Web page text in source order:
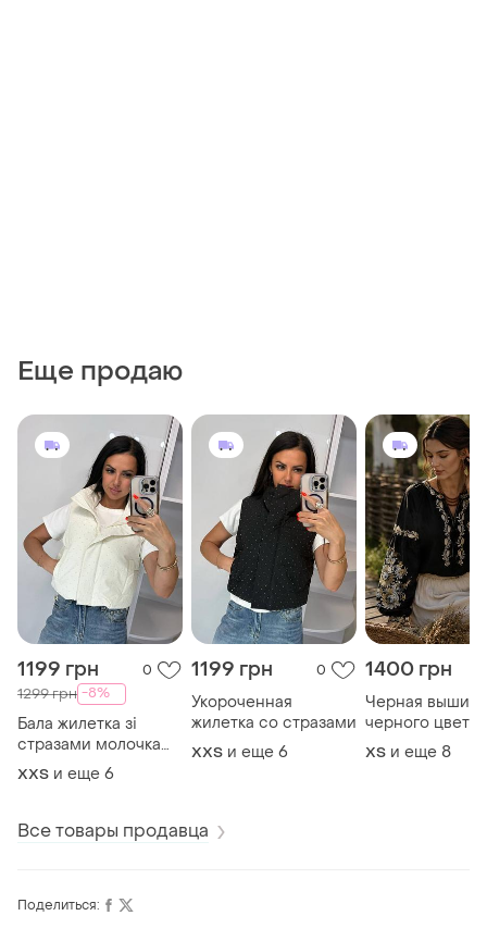
Еще продаю
1199 грн 0
1299 грн -8%
Бала жилетка зі
стразами молочка
жилетка зі стразами
укорочена жилетка
XХS и еще 6
1199 грн 0
Укороченная
жилетка со стразами
XХS и еще 6
1400 грн
Черная
черного цвета
черная
черная
ХS и еще 8
Все товары продавца
Поделиться: